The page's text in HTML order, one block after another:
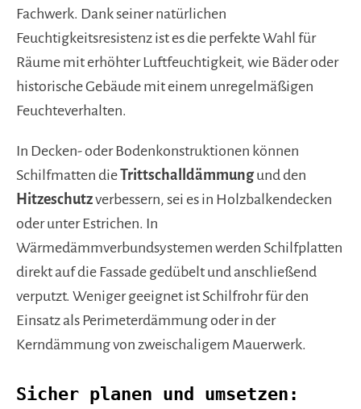
Fachwerk. Dank seiner natürlichen
Feuchtigkeitsresistenz ist es die perfekte Wahl für
Räume mit erhöhter Luftfeuchtigkeit, wie Bäder oder
historische Gebäude mit einem unregelmäßigen
Feuchteverhalten.
In Decken- oder Bodenkonstruktionen können
Schilfmatten dieTrittschalldämmungund den
Hitzeschutzverbessern, sei es in Holzbalkendecken
oder unter Estrichen. In
Wärmedämmverbundsystemen werden Schilfplatten
direkt auf die Fassade gedübelt und anschließend
verputzt. Weniger geeignet ist Schilfrohr für den
Einsatz als Perimeterdämmung oder in der
Kerndämmung von zweischaligem Mauerwerk.
Sicher planen und umsetzen: